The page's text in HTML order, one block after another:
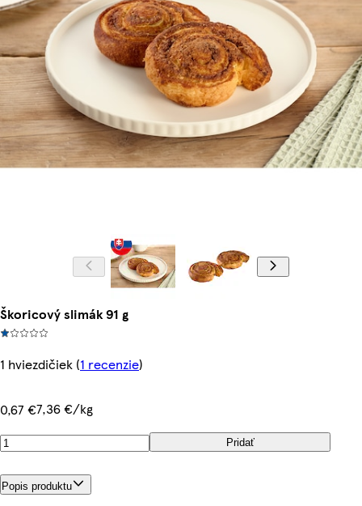
Škoricový slimák 91 g
1 hviezdičiek (1 recenzie)
0,67 €7,36 €/kg
Pridať
Popis produktu